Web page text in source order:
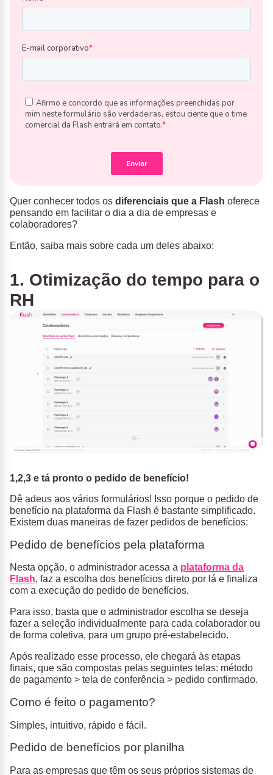
Quer conhecer todos os diferenciais que a Flash oferece
pensando em facilitar o dia a dia de empresas e
colaboradores?
Então, saiba mais sobre cada um deles abaixo:
1. Otimização do tempo para o
RH
1,2,3 e tá pronto o pedido de benefício!
Dê adeus aos vários formulários! Isso porque o pedido de
benefício na plataforma da Flash é bastante simplificado.
Existem duas maneiras de fazer pedidos de benefícios:
Pedido de benefícios pela plataforma
Nesta opção, o administrador acessa a plataforma da
Flash, faz a escolha dos benefícios direto por lá e finaliza
com a execução do pedido de benefícios.
Para isso, basta que o administrador escolha se deseja
fazer a seleção individualmente para cada colaborador ou
de forma coletiva, para um grupo pré-estabelecido.
Após realizado esse processo, ele chegará às etapas
finais, que são compostas pelas seguintes telas: método
de pagamento > tela de conferência > pedido confirmado.
Como é feito o pagamento?
Simples, intuitivo, rápido e fácil.
Pedido de benefícios por planilha
Para as empresas que têm os seus próprios sistemas de